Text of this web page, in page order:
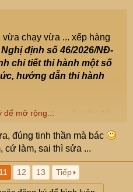
chạy vừa ... xếp hàng
Nghị định số 46/2026/NĐ-
chi tiết thi hành một số
hướng dẫn thi hành
khẩu lao đao cận tết, đến
tạm ngưng Nghị định
hành Luật An toàn thực
để mở rộng...
đúng tinh thần mà bác
cứ làm, sai thì sửa ...
11 12 13 Tiếp